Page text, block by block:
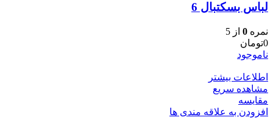
لباس بسکتبال 6
نمره 0 از 5
0تومان
ناموجود
اطلاعات بیشتر
مشاهده سریع
مقایسه
افزودن به علاقه مندی ها